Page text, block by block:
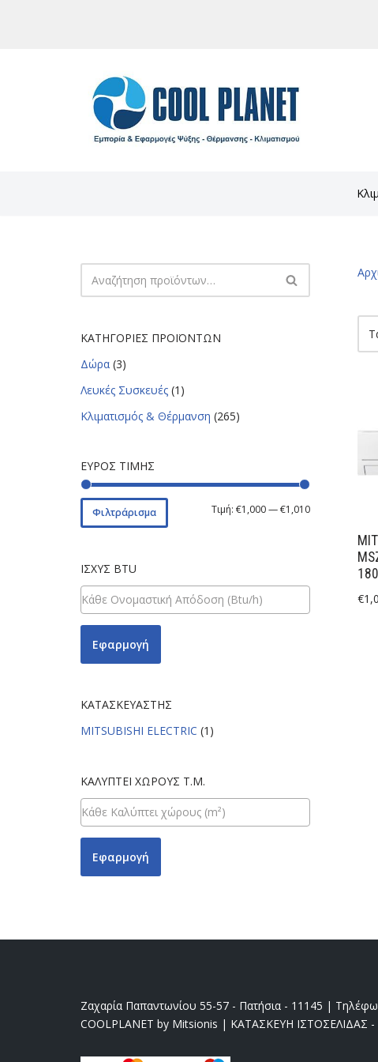
ΚΑΤΗΓΟΡΊΕΣ ΠΡΟΪΌΝΤΩΝ
Δώρα (3)
Λευκές Συσκευές (1)
Κλιματισμός & Θέρμανση (265)
ΕΎΡΟΣ ΤΙΜΉΣ
Φιλτράρισμα Τιμή: €1,000—€1,010
ΙΣΧΎΣ BTU
Εφαρμογή
ΚΑΤΑΣΚΕΥΑΣΤΉΣ
MITSUBISHI ELECTRIC (1)
ΚΑΛΎΠΤΕΙ ΧΏΡΟΥΣ Τ.Μ.
Εφαρμογή
€
Ζαχαρία Παπαντωνίου 55-57 - Πατήσια - 11145 |
COOLPLANET by Mitsionis | ΚΑΤΑΣΚΕΥΗ ΙΣΤΟΣΕΛΙΔΑΣ -